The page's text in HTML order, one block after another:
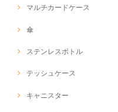
マルチカードケース
傘
ステンレスボトル
テッシュケース
キャニスター